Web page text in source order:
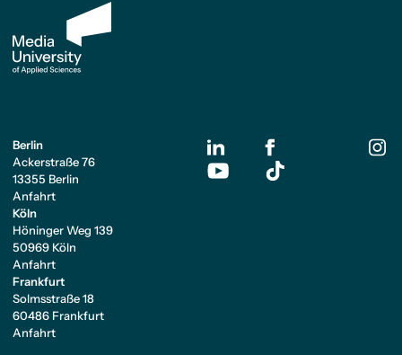
Berlin
Ackerstraße 76
13355 Berlin
Anfahrt
Köln
Höninger Weg 139
50969 Köln
Anfahrt
Frankfurt
Solmsstraße 18
60486 Frankfurt
Anfahrt